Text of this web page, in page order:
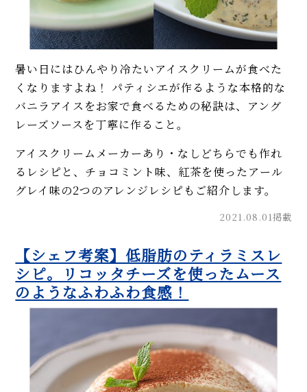
暑い日にはひんやり冷たいアイスクリームが食べた
くなりますよね！ パティシエが作るような本格的な
バニラアイスをお家で食べるための秘訣は、アング
レーズソースを丁寧に作ること。
アイスクリームメーカーあり・なしどちらでも作れ
るレシピと、チョコミント味、紅茶を使ったアール
グレイ味の2つのアレンジレシピもご紹介します。
2021.08.01掲載
【シェフ考案】低脂肪のティラミスレ
シピ。リコッタチーズを使ったムース
のようなふわふわ食感！